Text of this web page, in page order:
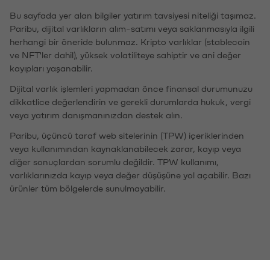
Bu sayfada yer alan bilgiler yatırım tavsiyesi niteliği taşımaz.
Paribu, dijital varlıkların alım-satımı veya saklanmasıyla ilgili
herhangi bir öneride bulunmaz. Kripto varlıklar (stablecoin
ve NFT'ler dahil), yüksek volatiliteye sahiptir ve ani değer
kayıpları yaşanabilir.
Dijital varlık işlemleri yapmadan önce finansal durumunuzu
dikkatlice değerlendirin ve gerekli durumlarda hukuk, vergi
veya yatırım danışmanınızdan destek alın.
Paribu, üçüncü taraf web sitelerinin (TPW) içeriklerinden
veya kullanımından kaynaklanabilecek zarar, kayıp veya
diğer sonuçlardan sorumlu değildir. TPW kullanımı,
varlıklarınızda kayıp veya değer düşüşüne yol açabilir. Bazı
ürünler tüm bölgelerde sunulmayabilir.